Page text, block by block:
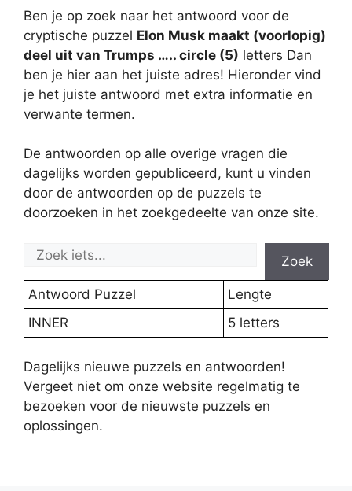
Ben je op zoek naar het antwoord voor de
cryptische puzzel Elon Musk maakt (voorlopig)
deel uit van Trumps ….. circle (5) letters Dan
ben je hier aan het juiste adres! Hieronder vind
je het juiste antwoord met extra informatie en
verwante termen.
De antwoorden op alle overige vragen die
dagelijks worden gepubliceerd, kunt u vinden
door de antwoorden op de puzzels te
doorzoeken in het zoekgedeelte van onze site.
Zoek
Antwoord Puzzel
Lengte
INNER
5 letters
Dagelijks nieuwe puzzels en antwoorden!
Vergeet niet om onze website regelmatig te
bezoeken voor de nieuwste puzzels en
oplossingen.